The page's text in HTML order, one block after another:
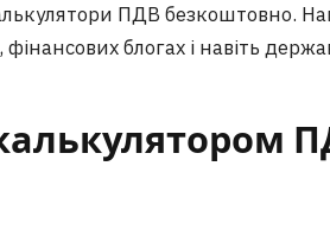
ПДВ безкоштовно.
блогах і навіть